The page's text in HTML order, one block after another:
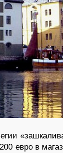
евро в